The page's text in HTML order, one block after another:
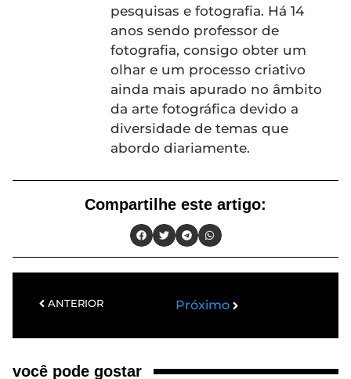
pesquisas e fotografia. Há 14
anos sendo professor de
fotografia, consigo obter um
olhar e um processo criativo
ainda mais apurado no âmbito
da arte fotográfica devido a
diversidade de temas que
abordo diariamente.
Compartilhe este artigo:
ANTERIOR Próximo
você pode gostar